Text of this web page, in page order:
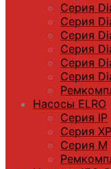
Серия
Серия
Серия
Серия
Серия
Серия
Насосы ELRO
Серия IP
Серия XP
Серия M